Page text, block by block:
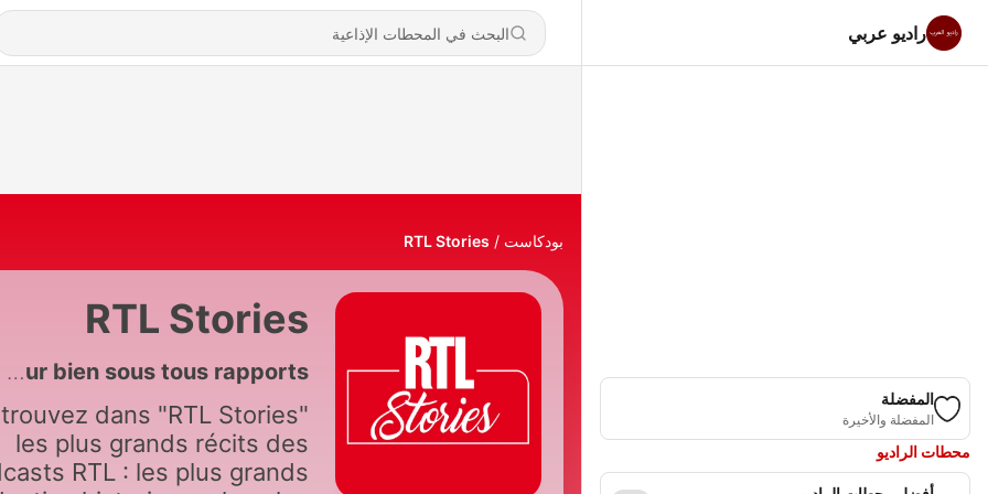
راديو عربي
المفضلة
المفضلة والأخيرة
محطات الراديو
بودكاست RTL Stories
RTL Stories
2393 - L'Heure Du Crime - L'INTÉGRALE - Jean-Yves Morel : un prédateur bien sous tous rapports
dans "RTL Stories"
les plus grands récits des
RTL : les plus grands